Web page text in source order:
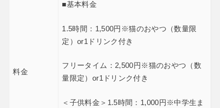
料金
■基本料金
1.5時間：1,500円※猫のおやつ（数量限
定）or1ドリンク付き
フリータイム：2,500円※猫のおやつ（数
量限定）or1ドリンク付き
＜子供料金＞1.5時間：1,000円※中学生ま